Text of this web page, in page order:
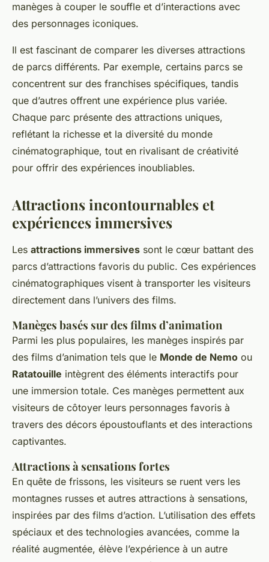
manèges à couper le souffle et d’interactions avec
des personnages iconiques.
Il est fascinant de comparer les diverses attractions
de parcs différents. Par exemple, certains parcs se
concentrent sur des franchises spécifiques, tandis
que d’autres offrent une expérience plus variée.
Chaque parc présente des attractions uniques,
reflétant la richesse et la diversité du monde
cinématographique, tout en rivalisant de créativité
pour offrir des expériences inoubliables.
Attractions incontournables et
expériences immersives
Les attractions immersives sont le cœur battant des
parcs d’attractions favoris du public. Ces expériences
cinématographiques visent à transporter les visiteurs
directement dans l’univers des films.
Manèges basés sur des films d’animation
Parmi les plus populaires, les manèges inspirés par
des films d’animation tels que le Monde de Nemo ou
Ratatouille intègrent des éléments interactifs pour
une immersion totale. Ces manèges permettent aux
visiteurs de côtoyer leurs personnages favoris à
travers des décors époustouflants et des interactions
captivantes.
Attractions à sensations fortes
En quête de frissons, les visiteurs se ruent vers les
montagnes russes et autres attractions à sensations,
inspirées par des films d’action. L’utilisation des effets
spéciaux et des technologies avancées, comme la
réalité augmentée, élève l’expérience à un autre